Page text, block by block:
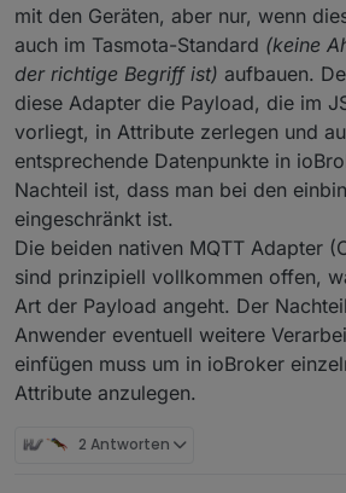
mit den Geräten, aber nur, wenn
auch im Tasmota-Standard (keine
der richtige Begriff ist) aufbauen.
diese Adapter die Payload, die im
vorliegt, in Attribute zerlegen und
entsprechende Datenpunkte in
Nachteil ist, dass man bei den
eingeschränkt ist.
Die beiden nativen MQTT Adapter
sind prinzipiell vollkommen offen,
Art der Payload angeht. Der
Anwender eventuell weitere
einfügen muss um in ioBroker
Attribute anzulegen.
2 Antworten